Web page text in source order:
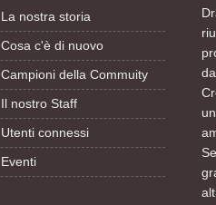
La nostra storia
Cosa c'è di nuovo
Campioni della Commuity
Il nostro Staff
Utenti connessi
Eventi